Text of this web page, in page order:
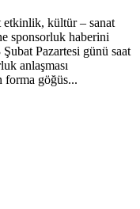
etkinlik, kültür – sanat
sponsorluk haberini
Pazartesi günü saat
anlaşması
göğüs...